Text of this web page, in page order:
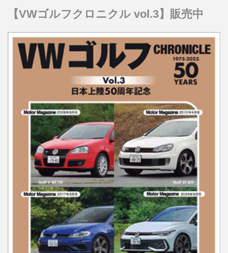
【VWゴルフクロニクル vol.3】販売中